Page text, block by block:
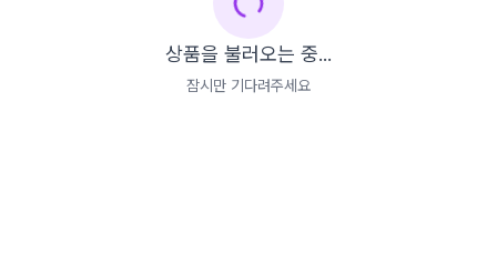
상품을 불러오는 중...
잠시만 기다려주세요